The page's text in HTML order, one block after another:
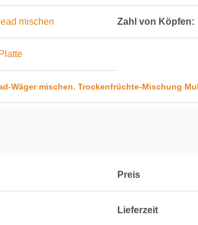
mischen Zahl von Köpfen:
Wäger mischen, Trockenfrüchte-Mischung
Preis
Lieferzeit